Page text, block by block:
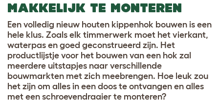
MAKKELIJK TE MONTEREN
Een volledig nieuw houten kippenhok bouwen is een
hele klus. Zoals elk timmerwerk moet het vierkant,
waterpas en goed geconstrueerd zijn. Het
productlijstje voor het bouwen van een hok zal
meerdere uitstapjes naar verschillende
bouwmarkten met zich meebrengen. Hoe leuk zou
het zijn om alles in een doos te ontvangen en alles
met een schroevendraaier te monteren?